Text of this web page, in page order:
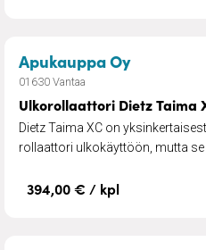
Apukauppa Oy–
01630 Vantaa
Ulkorollaattori Dietz Taima
Dietz Taima XC on
rollaattori ulkokäyttöön, mutta se
394,00 € / kpl